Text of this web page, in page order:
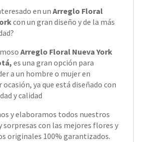
en unArreglo Floral
con un gran diseño y de la más
Arreglo Floral Nueva York
es una gran opción para
a un hombre o mujer en
ocasión, ya que está diseñado con
y calidad
y elaboramos todos nuestros
sorpresas con las mejores flores y
originales 100% garantizados.